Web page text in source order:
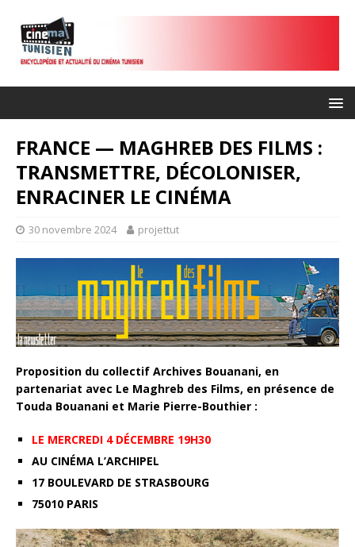
FRANCE — MAGHREB DES FILMS :
TRANSMETTRE, DÉCOLONISER,
ENRACINER LE CINÉMA
30 novembre 2024 projettut
Proposition du collectif Archives Bouanani, en
partenariat avec Le Maghreb des Films, en présence de
Touda Bouanani et Marie Pierre-Bouthier :
LE MERCREDI 4 DÉCEMBRE 19H30
AU CINÉMA L’ARCHIPEL
17 BOULEVARD DE STRASBOURG
75010 PARIS